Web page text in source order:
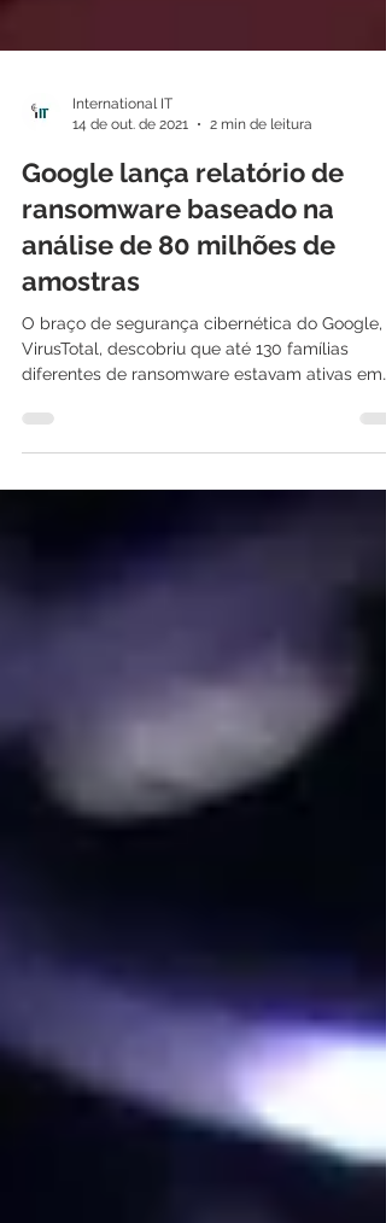
14 de out. de 2021
2 min de leitura
Google lança relatório de
ransomware baseado na
análise de 80 milhões de
amostras
O braço de segurança cibernética do Google,
diferentes de ransomware estavam ativas em